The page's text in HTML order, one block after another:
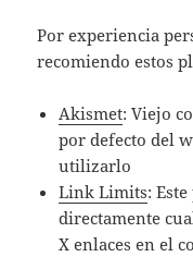
Por experiencia
recomiendo estos
Akismet: Viejo
por defecto del
utilizarlo
Link Limits:
directamente
X enlaces en el